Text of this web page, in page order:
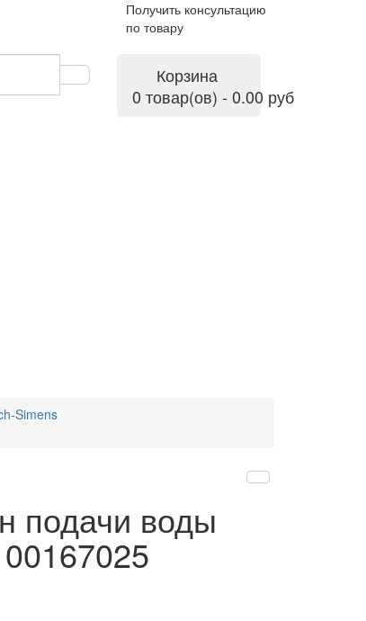
Получить консультацию
по товару
Корзина
0 товар(ов) - 0.00 руб
Simens
подачи воды